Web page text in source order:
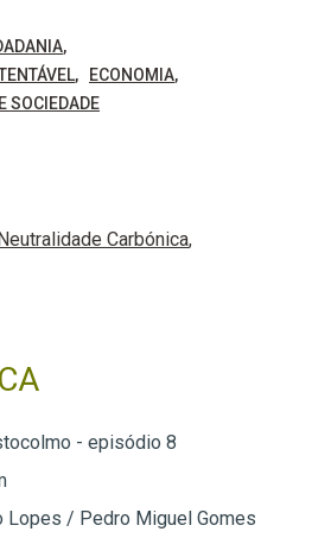
ECONOMIA
SOCIEDADE
Neutralidade Carbónica
- episódio 8
Lopes / Pedro Miguel Gomes